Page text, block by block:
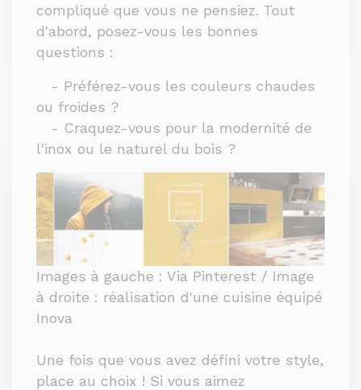
compliqué que vous ne pensiez. Tout
d'abord, posez-vous les bonnes
questions :
- Préférez-vous les couleurs chaudes
ou froides ?
- Craquez-vous pour la modernité de
l'inox ou le naturel du bois ?
Images à gauche : Via Pinterest / Image
à droite : réalisation d'une cuisine équipé
Inova
Une fois que vous avez défini votre style,
place au choix ! Si vous aimez